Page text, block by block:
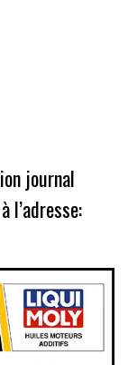
journal
l’adresse: